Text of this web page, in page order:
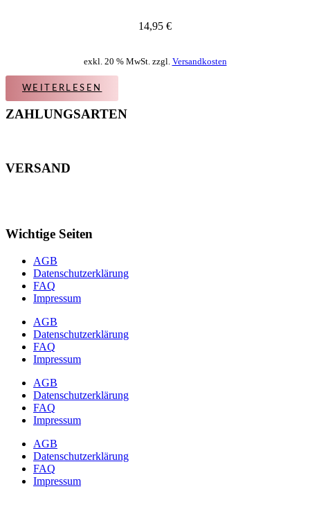
14,95 €
exkl. 20 % MwSt. zzgl. Versandkosten
WEITERLESEN
ZAHLUNGSARTEN
VERSAND
Wichtige Seiten
AGB
Datenschutzerklärung
FAQ
Impressum
AGB
Datenschutzerklärung
FAQ
Impressum
AGB
Datenschutzerklärung
FAQ
Impressum
AGB
Datenschutzerklärung
FAQ
Impressum